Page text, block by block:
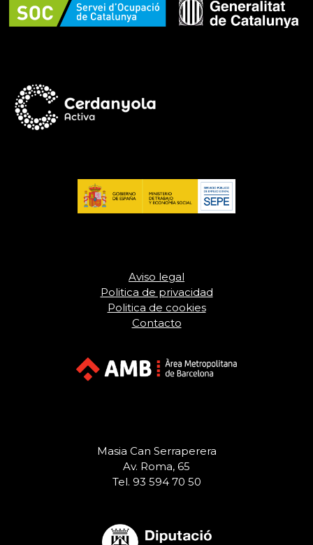
Aviso legal
Politica de privacidad
Politica de cookies
Contacto
Masia Can Serraperera
Av. Roma, 65
Tel. 93 594 70 50